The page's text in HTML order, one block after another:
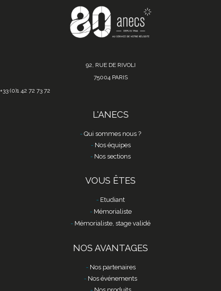
92, RUE DE RIVOLI
75004 PARIS
+33 (0)1 42 72 73 72
L'ANECS
Qui sommes nous ?
Nos équipes
Nos sections
VOUS ÊTES
Etudiant
Mémorialiste
Mémorialiste, stage validé
NOS AVANTAGES
Nos partenaires
Nos événements